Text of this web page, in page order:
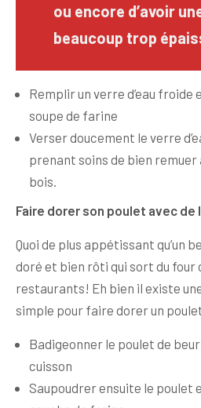
ou encore d’avoir
beaucoup trop
Remplir un verre d’eau froide
soupe de farine
Verser doucement le verre
prenant soins de bien remuer
bois.
Faire dorer son poulet avec de
Quoi de plus appétissant qu’un
doré et bien rôti qui sort du four
restaurants! Eh bien il existe
simple pour faire dorer un
Badigeonner le poulet de
cuisson
Saupoudrer ensuite le poulet